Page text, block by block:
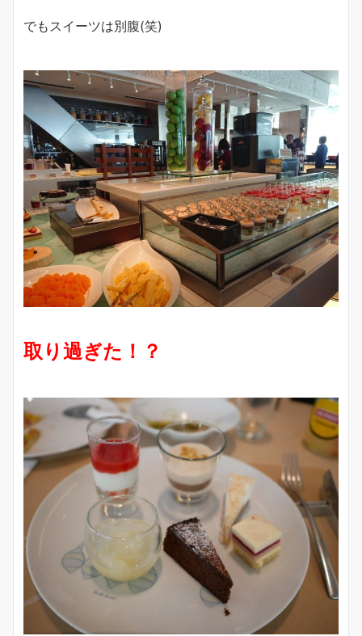
でもスイーツは別腹(笑)
取り過ぎた！？